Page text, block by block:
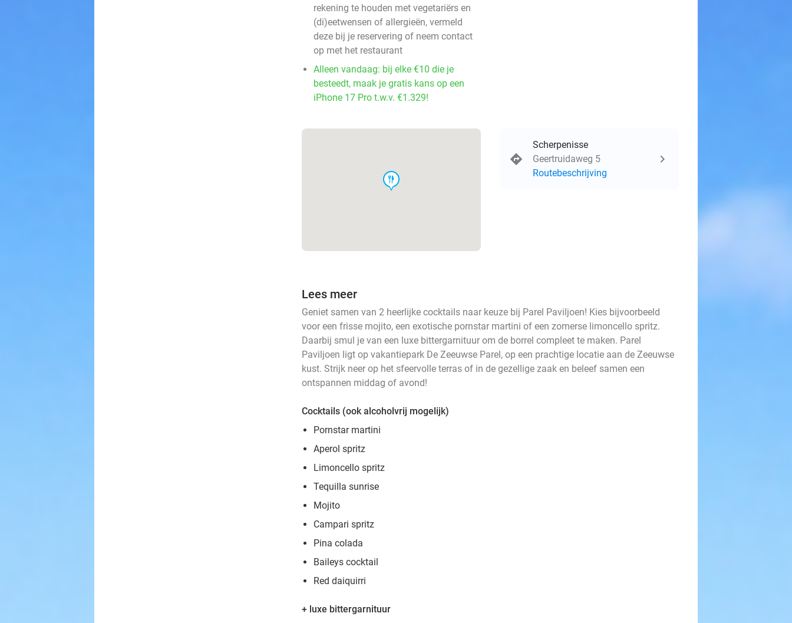
rekening te houden met vegetariërs en
(di)eetwensen of allergieën, vermeld
deze bij je reservering of neem contact
op met het restaurant
Alleen vandaag: bij elke €10 die je
besteedt, maak je gratis kans op een
iPhone 17 Pro t.w.v. €1.329!
food
Scherpenisse
Geertruidaweg 5
Routebeschrijving
Lees meer
Geniet samen van 2 heerlijke cocktails naar keuze bij Parel Paviljoen! Kies bijvoorbeeld
voor een frisse mojito, een exotische pornstar martini of een zomerse limoncello spritz.
Daarbij smul je van een luxe bittergarnituur om de borrel compleet te maken. Parel
Paviljoen ligt op vakantiepark De Zeeuwse Parel, op een prachtige locatie aan de Zeeuwse
kust. Strijk neer op het sfeervolle terras of in de gezellige zaak en beleef samen een
ontspannen middag of avond!
Cocktails (ook alcoholvrij mogelijk)
Pornstar martini
Aperol spritz
Limoncello spritz
Tequilla sunrise
Mojito
Campari spritz
Pina colada
Baileys cocktail
Red daiquirri
+ luxe bittergarnituur